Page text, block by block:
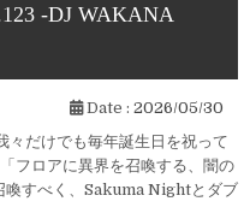
-DJ WAKANA
Date : 2026/05/30
々だけでも毎年誕生日を祝って
フロアに異界を召喚する、闇の
すべく、Sakuma Nightとダブ